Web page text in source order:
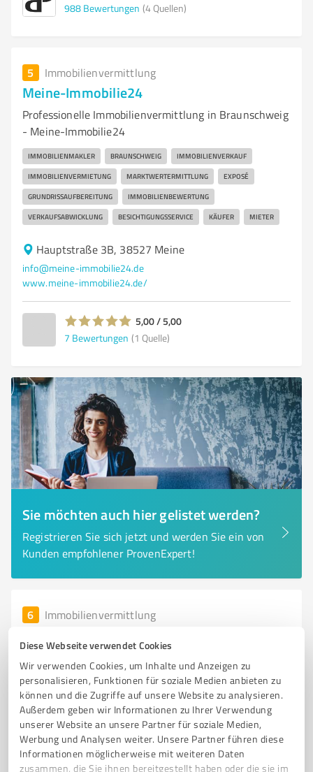
Diese Webseite verwendet Cookies
Wir verwenden Cookies, um Inhalte und Anzeigen zu
personalisieren, Funktionen für soziale Medien anbieten zu
können und die Zugriffe auf unsere Website zu analysieren.
Außerdem geben wir Informationen zu Ihrer Verwendung
unserer Website an unsere Partner für soziale Medien,
Werbung und Analysen weiter. Unsere Partner führen diese
Informationen möglicherweise mit weiteren Daten
zusammen, die Sie ihnen bereitgestellt haben oder die sie im
988 Bewertungen (4 Quellen)
5 Immobilienvermittlung
Meine-Immobilie24
Professionelle Immobilienvermittlung in Braunschweig
- Meine-Immobilie24
IMMOBILIENMAKLER BRAUNSCHWEIG IMMOBILIENVERKAUF
IMMOBILIENVERMIETUNG MARKTWERTERMITTLUNG EXPOSÉ
GRUNDRISSAUFBEREITUNG IMMOBILIENBEWERTUNG
VERKAUFSABWICKLUNG BESICHTIGUNGSSERVICE KÄUFER MIETER
Hauptstraße 3B, 38527 Meine
info@meine-immobilie24.de
www.meine-immobilie24.de/
5,00 / 5,00
7 Bewertungen (1 Quelle)
Sie möchten auch hier gelistet werden?
Registrieren Sie sich jetzt und werden Sie ein von
Kunden empfohlener ProvenExpert!
6 Immobilienvermittlung
Wolfenbüttel
Wohnungsbaugenossenschaft in Wolfenbüttel mit
attraktiven Wohnmöglichkeiten
WOHNUNGSBAUGENOSSENSCHAFT WOLFENBÜTTEL WOHNRAUM
MITGLIEDSCHAFT LEBENSQUALITÄT GEMEINSCHAFT
MODERNES WOHNEN NACHHALTIGE INFRASTRUKTUR